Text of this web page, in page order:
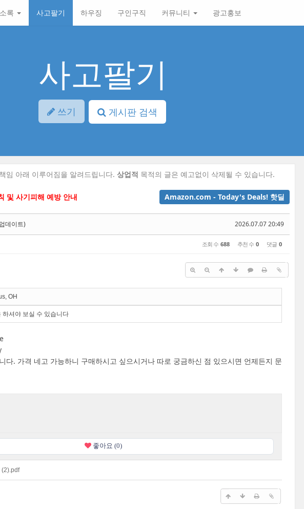
록 사고팔기 하우징 구인구직 커뮤니티 광고홍보
사고팔기
쓰기 게시판 검색
임 아래 이루어짐을 알려드립니다. 상업적 목적의 글은 예고없이 삭제될 수 있습니다.
및 사기피해 예방 안내 Amazon.com - Today's Deals! 핫딜
2026.07.07 20:49
데이트)
조회 수 688 추천 수 0 댓글 0
OH
하셔야 보실 수 있습니다
다. 가격 네고 가능하니 구매하시고 싶으시거나 따로 궁금하신 점 있으시면 언제든지 문
좋아요 (0)
(2).pdf